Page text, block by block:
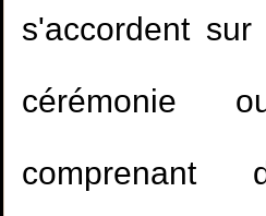
s'accordent
cérémonie
comprenant